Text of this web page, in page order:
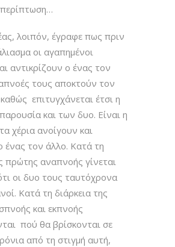
λοιπόν, έγραφε πως πριν
οι αγαπημένοι
αντικρίζουν ο ένας τον
τους αποκτούν τον
επιτυγχάνεται έτσι η
και των δυο. Είναι η
χέρια ανοίγουν και
ένας τον άλλο. Κατά τη
πρώτης αναπνοής γίνεται
οι δυο τους ταυτόχρονα
Κατά τη διάρκεια της
και εκπνοής
πού θα βρίσκονται σε
από τη στιγμή αυτή,